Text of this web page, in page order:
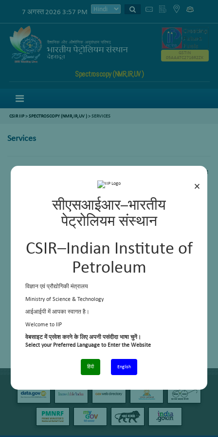
×
सीएसआईआर–भारतीय
पेट्रोलियम संस्थान
CSIR–Indian Institute of
Petroleum
विज्ञान एवं प्रौद्योगिकी मंत्रालय
Ministry of Science & Technology
आईआईपी में आपका स्वागत है।
Welcome to IIP
वेबसाइट में प्रवेश करने के लिए अपनी पसंदीदा भाषा चुनें।
Select your Preferred Language to Enter the Website
हिंदी English
7 अगस्त 2026 3:57 PM
Spectroscopy (NMR,IR,UV )
GSTIN
05AAATC2716R2ZK
CSIR IIP>SPECTROSCOPY (NMR,IR,UV )>SERVICES
Services
Oil Characterization through Standard methods like ASTM 1840, ASTM
Routine testing facility by FTNMR, FTIR, UV-Vis
Research support on methodical analysis